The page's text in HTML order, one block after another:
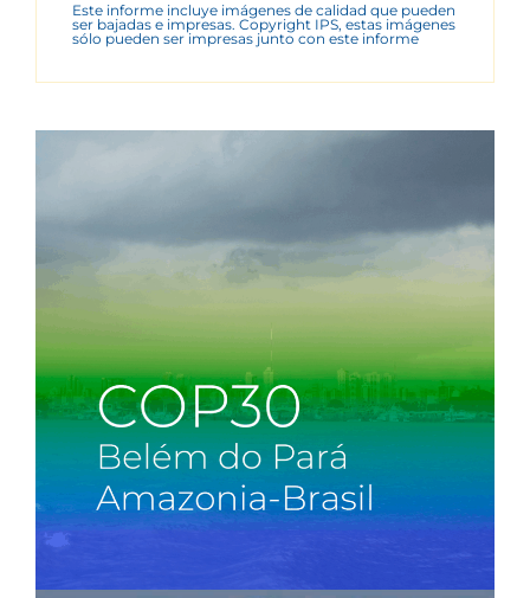
Este informe incluye imágenes de calidad que pueden
ser bajadas e impresas. Copyright IPS, estas imágenes
sólo pueden ser impresas junto con este informe